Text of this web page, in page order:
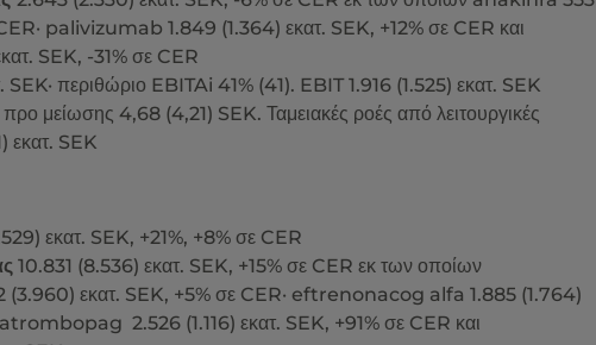
palivizumab 1.849 (1.364) εκατ. SEK, +12% σε CER και
SEK, -31% σε CER
περιθώριο EBITAi 41% (41). EBIT 1.916 (1.525) εκατ. SEK
μείωσης 4,68 (4,21) SEK. Ταμειακές ροές από λειτουργικές
εκατ. SEK
εκατ. SEK, +21%, +8% σε CER
10.831 (8.536) εκατ. SEK, +15% σε CER εκ των οποίων
εκατ. SEK, +5% σε CER· eftrenonacog alfa 1.885 (1.764)
2.526 (1.116) εκατ. SEK, +91% σε CER και